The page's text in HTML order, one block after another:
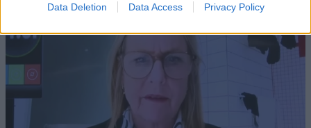
Data Deletion Data Access Privacy Policy